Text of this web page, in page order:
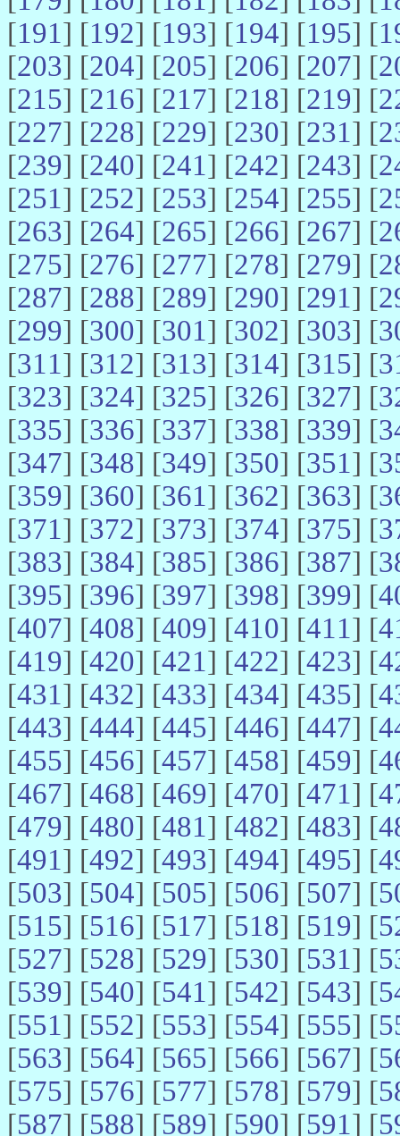
[191] [192] [193] [194] [195] [
[203] [204] [205] [206] [207] [
[215] [216] [217] [218] [219] [
[227] [228] [229] [230] [231] [
[239] [240] [241] [242] [243] [
[251] [252] [253] [254] [255] [
[263] [264] [265] [266] [267] [
[275] [276] [277] [278] [279] [
[287] [288] [289] [290] [291] [
[299] [300] [301] [302] [303] [
[311] [312] [313] [314] [315] [
[323] [324] [325] [326] [327] [
[335] [336] [337] [338] [339] [
[347] [348] [349] [350] [351] [
[359] [360] [361] [362] [363] [
[371] [372] [373] [374] [375] [
[383] [384] [385] [386] [387] [
[395] [396] [397] [398] [399] [
[407] [408] [409] [410] [411] [
[419] [420] [421] [422] [423] [
[431] [432] [433] [434] [435] [
[443] [444] [445] [446] [447] [
[455] [456] [457] [458] [459] [
[467] [468] [469] [470] [471] [
[479] [480] [481] [482] [483] [
[491] [492] [493] [494] [495] [
[503] [504] [505] [506] [507] [
[515] [516] [517] [518] [519] [
[527] [528] [529] [530] [531] [
[539] [540] [541] [542] [543] [
[551] [552] [553] [554] [555] [
[563] [564] [565] [566] [567] [
[575] [576] [577] [578] [579] [
[587] [588] [589] [590] [591] [